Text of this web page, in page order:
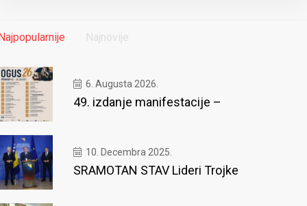
Najnovije
6. Augusta 2026.
49. izdanje manifestacije –
10. Decembra 2025.
SRAMOTAN STAV Lideri Trojke